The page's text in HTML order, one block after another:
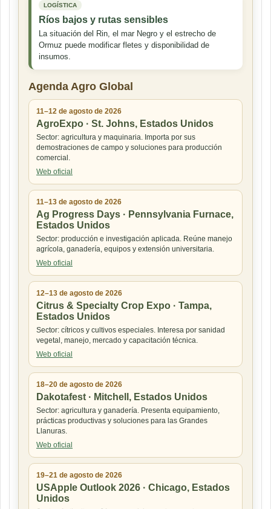
LOGÍSTICA
Ríos bajos y rutas sensibles
La situación del Rin, el mar Negro y el estrecho de
Ormuz puede modificar fletes y disponibilidad de
insumos.
Agenda Agro Global
11–12 de agosto de 2026
AgroExpo · St. Johns, Estados Unidos
Sector: agricultura y maquinaria. Importa por sus
demostraciones de campo y soluciones para producción
comercial.
Web oficial
11–13 de agosto de 2026
Ag Progress Days · Pennsylvania Furnace,
Estados Unidos
Sector: producción e investigación aplicada. Reúne manejo
agrícola, ganadería, equipos y extensión universitaria.
Web oficial
12–13 de agosto de 2026
Citrus & Specialty Crop Expo · Tampa,
Estados Unidos
Sector: cítricos y cultivos especiales. Interesa por sanidad
vegetal, manejo, mercado y capacitación técnica.
Web oficial
18–20 de agosto de 2026
Dakotafest · Mitchell, Estados Unidos
Sector: agricultura y ganadería. Presenta equipamiento,
prácticas productivas y soluciones para las Grandes
Llanuras.
Web oficial
19–21 de agosto de 2026
USApple Outlook 2026 · Chicago, Estados
Unidos